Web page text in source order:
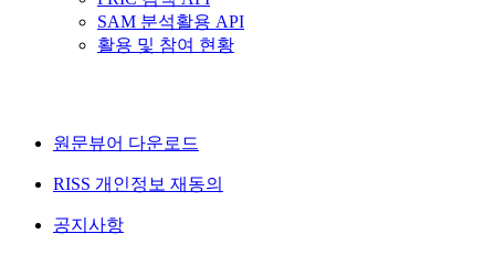
SAM 분석활용 API
활용 및 참여 현황
원문뷰어 다운로드
RISS 개인정보 재동의
공지사항